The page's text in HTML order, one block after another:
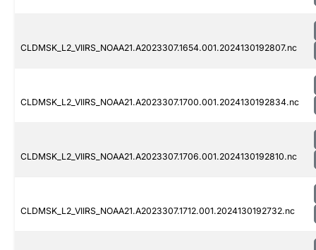
CLDMSK_L2_VIIRS_NOAA21.A2023307.1654.001.2024130192807.nc
CLDMSK_L2_VIIRS_NOAA21.A2023307.1700.001.2024130192834.nc
CLDMSK_L2_VIIRS_NOAA21.A2023307.1706.001.2024130192810.nc
CLDMSK_L2_VIIRS_NOAA21.A2023307.1712.001.2024130192732.nc